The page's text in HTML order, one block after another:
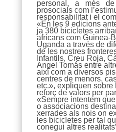
personal, a més
prosocials com
responsabilitat i el
«En les 9 edicions
ja 380 bicicletes
africans com Guinea-
Uganda a través de
de les nostres
Infantils, Creu Roja,
Ángel Tomás entre
així com a diversos
centres de menors,
etc.», expliquen sobre
reforç de valors per
«Sempre intentem
o associacions
xerrades als nois on
les bicicletes per tal
conegui altres